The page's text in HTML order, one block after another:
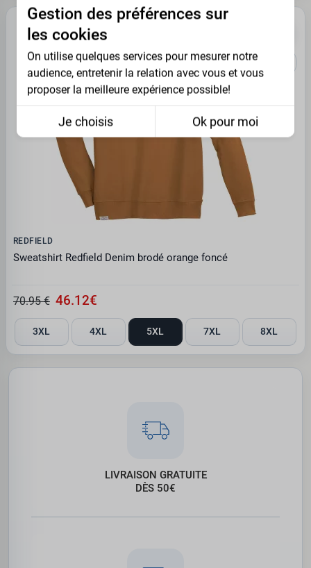
REDFIELD
Sweatshirt Redfield Denim brodé orange foncé
70.95 € 46.12€
3XL 4XL 5XL 7XL 8XL
LIVRAISON GRATUITE
DÈS 50€
Gestion des préférences sur
les cookies
On utilise quelques services pour mesurer notre
audience, entretenir la relation avec vous et vous
proposer la meilleure expérience possible!
Je choisis Ok pour moi